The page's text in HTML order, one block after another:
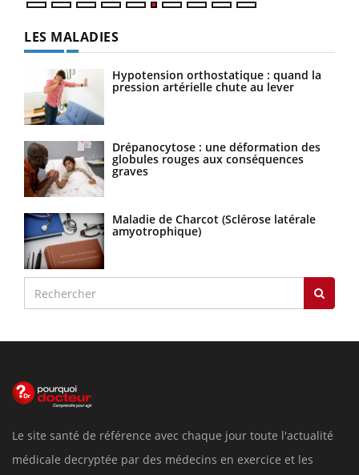
LES MALADIES
Hypotension orthostatique : quand la
pression artérielle chute au lever
Drépanocytose : une déformation des
globules rouges aux conséquences
graves
Maladie de Charcot (Sclérose latérale
amyotrophique)
Le site santé de référence avec chaque jour toute l'actualité
médicale decryptée par des médecins en exercice et les